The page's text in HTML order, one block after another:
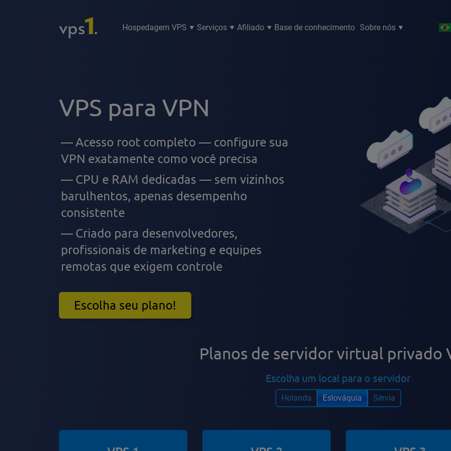
Hospedagem VPS Serviços Afiliado Base de conhecimento Sobre nós
VPS para VPN
Acesso root completo — configure sua
VPN exatamente como você precisa
CPU e RAM dedicadas — sem vizinhos
barulhentos, apenas desempenho
consistente
Criado para desenvolvedores,
profissionais de marketing e equipes
remotas que exigem controle
Escolha seu plano!
Planos de servidor virtual privado
Escolha um local para o servidor
Holanda Eslováquia Sérvia